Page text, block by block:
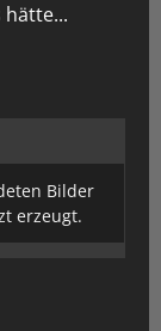
Bilder
erzeugt.